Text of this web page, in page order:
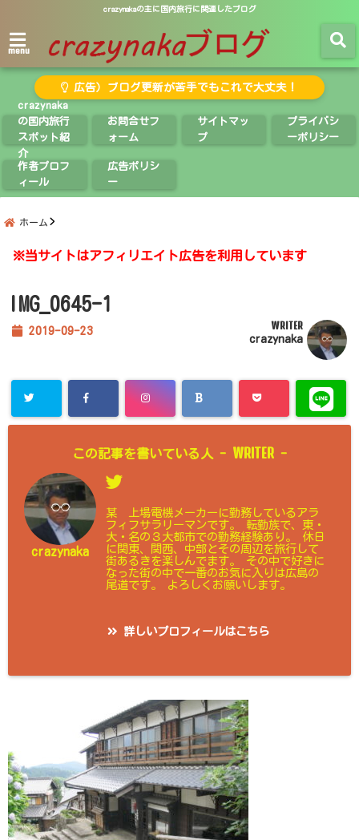
crazynakaの主に国内旅行に関連したブログ
menu
広告）ブログ更新が苦手でもこれで大丈夫！
crazynaka
の国内旅行
スポット紹
介
お問合せフ
ォーム
サイトマッ
プ
プライバシ
ーポリシー
作者プロフ
ィール
広告ポリシ
ー
ホーム
※当サイトはアフィリエイト広告を利用しています
IMG_0645-1
2019-09-23
WRITER
crazynaka
この記事を書いている人 - WRITER -
crazynaka
某 上場電機メーカーに勤務しているアラ
フィフサラリーマンです。 転勤族で、東・
大・名の３大都市での勤務経験あり。 休日
に関東、関西、中部とその周辺を旅行して
街あるきを楽しんでます。 その中で好きに
なった街の中で一番のお気に入りは広島の
尾道です。 よろしくお願いします。
詳しいプロフィールはこちら